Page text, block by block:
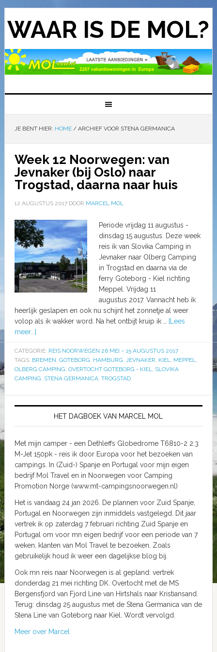
WAAR IS DE MOL?
JE BENT HIER: HOME /ARCHIEF VOOR STENA GERMANICA
Week 12 Noorwegen: van
Jevnaker (bij Oslo) naar
Trogstad, daarna naar huis
12 AUGUSTUS 2017DOOR MARCEL MOL
Periode vrijdag 11 augustus -
dinsdag 15 augustus. Deze week
reis ik van Slovika Camping in
Jevnaker naar Olberg Camping
in Trogstad en daarna via de
ferry Goteborg - Kiel richting
Meppel. Vrijdag 11
augustus 2017. Vannacht heb ik
heerlijk geslapen en ook nu schijnt het zonnetje al weer
volop als ik wakker word. Na het ontbijt kruip ik …
[Lees
meer...]
CATEGORIE: REIS NOORWEGEN 26 MEI – 15 AUGUSTUS 2017
TAGS: BREMEN, GOTEBORG, HAMBURG, JEVNAKER, KIEL, MEPPEL,
OLBERG CAMPING, OVERTOCHT GOTEBORG - KIEL, SLOVIKA
CAMPING, STENA GERMANICA, TROGSTAD
HET DAGBOEK VAN MARCEL MOL
Met mijn camper - een Dethleffs Globedrome T6810-2 2.3
M-Jet 150pk - reis ik door Europa voor het bezoeken van
campings. In (Zuid-) Spanje en Portugal voor mijn eigen
bedrijf Mol Travel en in Noorwegen voor Camping
Promotion Norge (www.mt-campingsnoorwegen.nl)
Het is vandaag 24 jan 2026. De plannen voor Zuid Spanje,
Portugal en Noorwegen zijn inmiddels vastgelegd. Dit jaar
vertrek ik op zaterdag 7 februari richting Zuid Spanje en
Portugal om voor mn eigen bedrijf voor een periode van 7
weken, klanten van Mol Travel te bezoeken. Zoals
gebruikelijk houd ik weer een dagelijkse blog bij.
Ook mn reis naar Noorwegen is al gepland: vertrek
donderdag 21 mei richting DK. Overtocht met de MS
Bergensfjord van Fjord Line van Hirtshals naar Kristiansand.
Terug: dinsdag 25 augustus met de Stena Germanica van de
Stena Line van Goteborg naar Kiel. Wordt vervolgd.
Meer over Marcel